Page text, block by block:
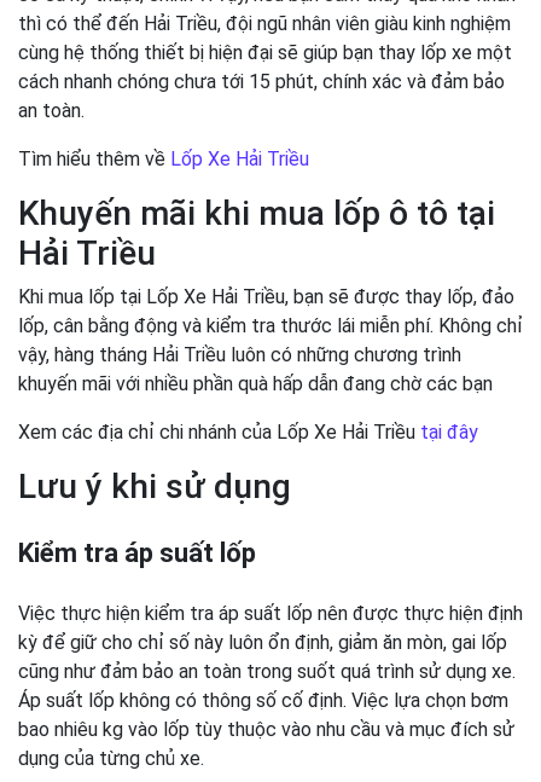
thì có thể đến Hải Triều, đội ngũ nhân viên giàu kinh nghiệm
cùng hệ thống thiết bị hiện đại sẽ giúp bạn thay lốp xe một
cách nhanh chóng chưa tới 15 phút, chính xác và đảm bảo
an toàn.
Tìm hiểu thêm về Lốp Xe Hải Triều
Khuyến mãi khi mua lốp ô tô tại
Hải Triều
Khi mua lốp tại Lốp Xe Hải Triều, bạn sẽ được thay lốp, đảo
lốp, cân bằng động và kiểm tra thước lái miễn phí. Không chỉ
vậy, hàng tháng Hải Triều luôn có những chương trình
khuyến mãi với nhiều phần quà hấp dẫn đang chờ các bạn
Xem các địa chỉ chi nhánh của Lốp Xe Hải Triều tại đây
Lưu ý khi sử dụng
Kiểm tra áp suất lốp
Việc thực hiện kiểm tra áp suất lốp nên được thực hiện định
kỳ để giữ cho chỉ số này luôn ổn định, giảm ăn mòn, gai lốp
cũng như đảm bảo an toàn trong suốt quá trình sử dụng xe.
Áp suất lốp không có thông số cố định. Việc lựa chọn bơm
bao nhiêu kg vào lốp tùy thuộc vào nhu cầu và mục đích sử
dụng của từng chủ xe.